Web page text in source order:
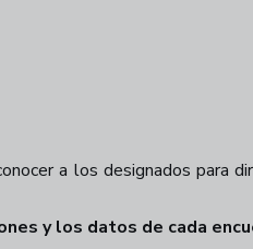
a los designados para
y los datos de cada